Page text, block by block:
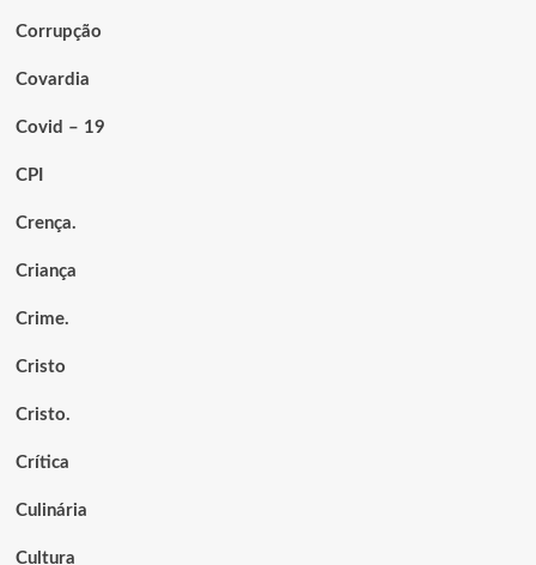
Corrupção
Covardia
Covid – 19
CPI
Crença.
Criança
Crime.
Cristo
Cristo.
Crítica
Culinária
Cultura